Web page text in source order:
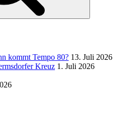
kommt Tempo 80? 13. Juli 2026
Kreuz 1. Juli 2026